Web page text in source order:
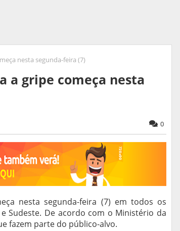
nesta segunda-feira (7)
a gripe começa nesta
0
nesta segunda-feira (7) em todos os
Sudeste. De acordo com o Ministério da
fazem parte do público-alvo.